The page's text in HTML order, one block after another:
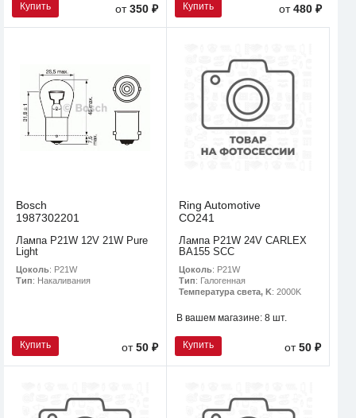
Купить от350 ₽ Купить от480 ₽
Bosch
1987302201
Лампа P21W 12V 21W Pure
Light
Цоколь: P21W
Тип: Накаливания
Купить от50 ₽
Ring Automotive
CO241
Лампа P21W 24V CARLEX
BA155 SCC
Цоколь: P21W
Тип: Галогенная
Температура света, K: 2000K
В вашем магазине: 8 шт.
Купить от50 ₽